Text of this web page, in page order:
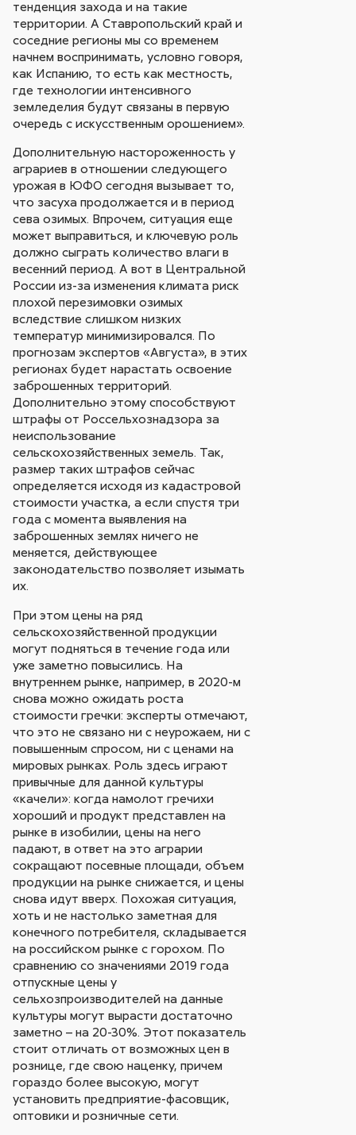
тенденция захода и на такие
территории. А Ставропольский край и
соседние регионы мы со временем
начнем воспринимать, условно говоря,
как Испанию, то есть как местность,
где технологии интенсивного
земледелия будут связаны в первую
очередь с искусственным орошением».
Дополнительную настороженность у
аграриев в отношении следующего
урожая в ЮФО сегодня вызывает то,
что засуха продолжается и в период
сева озимых. Впрочем, ситуация еще
может выправиться, и ключевую роль
должно сыграть количество влаги в
весенний период. А вот в Центральной
России из-за изменения климата риск
плохой перезимовки озимых
вследствие слишком низких
температур минимизировался. По
прогнозам экспертов «Августа», в этих
регионах будет нарастать освоение
заброшенных территорий.
Дополнительно этому способствуют
штрафы от Россельхознадзора за
неиспользование
сельскохозяйственных земель. Так,
размер таких штрафов сейчас
определяется исходя из кадастровой
стоимости участка, а если спустя три
года с момента выявления на
заброшенных землях ничего не
меняется, действующее
законодательство позволяет изымать
их.
При этом цены на ряд
сельскохозяйственной продукции
могут подняться в течение года или
уже заметно повысились. На
внутреннем рынке, например, в 2020-м
снова можно ожидать роста
стоимости гречки: эксперты отмечают,
что это не связано ни с неурожаем, ни с
повышенным спросом, ни с ценами на
мировых рынках. Роль здесь играют
привычные для данной культуры
«качели»: когда намолот гречихи
хороший и продукт представлен на
рынке в изобилии, цены на него
падают, в ответ на это аграрии
сокращают посевные площади, объем
продукции на рынке снижается, и цены
снова идут вверх. Похожая ситуация,
хоть и не настолько заметная для
конечного потребителя, складывается
на российском рынке с горохом. По
сравнению со значениями 2019 года
отпускные цены у
сельхозпроизводителей на данные
культуры могут вырасти достаточно
заметно – на 20-30%. Этот показатель
стоит отличать от возможных цен в
рознице, где свою наценку, причем
гораздо более высокую, могут
установить предприятие-фасовщик,
оптовики и розничные сети.